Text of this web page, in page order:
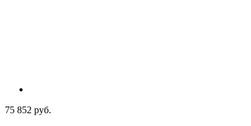
75 852 руб.